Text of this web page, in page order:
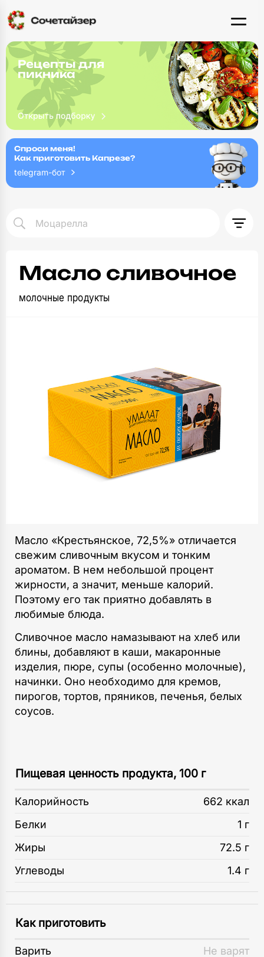
Рецепты для
пикника
Спроси меня!
Как приготовить Капрезе?
telegram-бот
Масло сливочное
молочные продукты
Масло «Крестьянское, 72,5%» отличается
свежим сливочным вкусом и тонким
ароматом. В нем небольшой процент
жирности, а значит, меньше калорий.
Поэтому его так приятно добавлять в
любимые блюда.
Сливочное масло намазывают на хлеб или
блины, добавляют в каши, макаронные
изделия, пюре, супы (особенно молочные),
начинки. Оно необходимо для кремов,
пирогов, тортов, пряников, печенья, белых
соусов.
Пищевая ценность продукта, 100 г
Калорийность
662 ккал
Белки
1 г
Жиры
72.5 г
Углеводы
1.4 г
Как приготовить
Варить
Не варят